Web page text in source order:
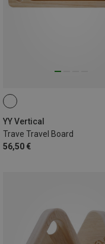
YY Vertical
Trave Travel Board
56,50 €
ONE SIZE